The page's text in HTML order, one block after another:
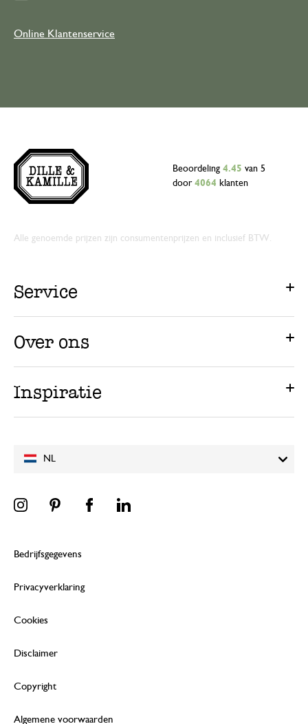
Online Klantenservice
NL
Beoordeling 4.45 van 5
door 4064 klanten
Alle genoemde prijzen zijn consumentenprijzen en inclusief BTW.
Service
Over ons
Inspiratie
Bedrijfsgegevens
Privacyverklaring
Cookies
Disclaimer
Copyright
Algemene voorwaarden